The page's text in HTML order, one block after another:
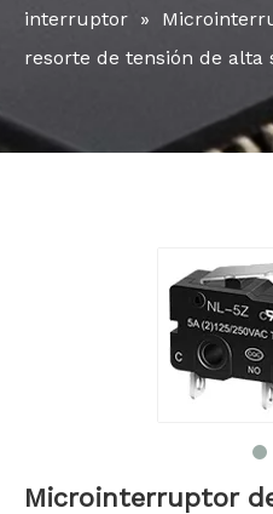
interruptor »
resorte de tensión de alta
Microinterruptor